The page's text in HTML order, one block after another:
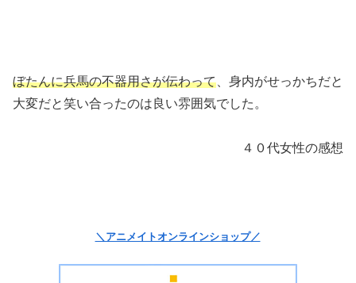
ぼたんに兵馬の不器用さが伝わって 、身内がせっかちだと
大変だと笑い合ったのは良い雰囲気でした。
４０代女性の感想
＼アニメイトオンラインショップ／